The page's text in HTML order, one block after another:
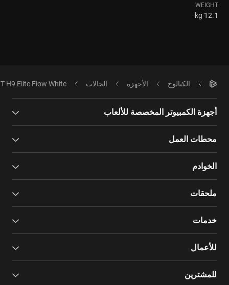
WEIGHT
12.1 kg
الكتالوج الأجهزة الحالات H9 Elite Flow White
أجهزة الكمبيوتر المخصصة للألعاب
محطات العمل
الخوادم
ملحقات
خدمات
للأعمال
للمشترين